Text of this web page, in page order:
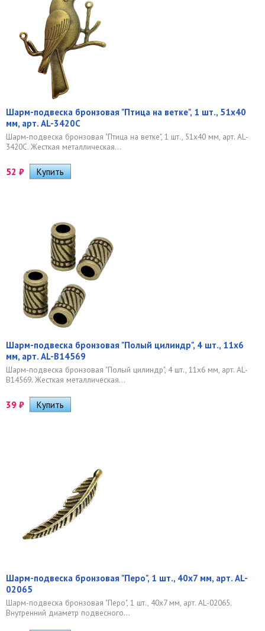
Шарм-подвеска бронзовая "Птица на ветке", 1 шт., 51х40
мм, арт. AL-3420C
Шарм-подвеска бронзовая "Птица на ветке", 1 шт., 51х40 мм, арт. AL-
3420C. Жесткая металлическая...
52 ₽
Шарм-подвеска бронзовая "Полый цилиндр", 4 шт., 11х6
мм, арт. AL-B14569
Шарм-подвеска бронзовая "Полый цилиндр", 4 шт., 11х6 мм, арт. AL-
B14569. Жесткая металлическая...
39 ₽
Шарм-подвеска бронзовая "Перо", 1 шт., 40х7 мм, арт. AL-
02065
Шарм-подвеска бронзовая "Перо", 1 шт., 40х7 мм, арт. AL-02065.
Внутренний диаметр подвесного...